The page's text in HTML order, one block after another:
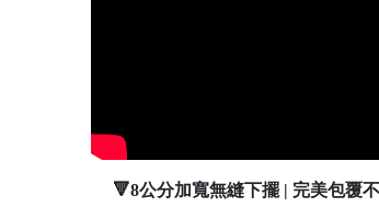
🔻8公分加寬無縫下擺 | 完美包覆